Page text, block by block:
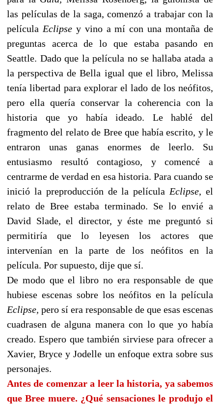
las películas de la saga, comenzó a trabajar con la
película Eclipsey vino a mí con una montaña de
preguntas acerca de lo que estaba pasando en
Seattle. Dado que la película no se hallaba atada a
la perspectiva de Bella igual que el libro, Melissa
tenía libertad para explorar el lado de los neófitos,
pero ella quería conservar la coherencia con la
historia que yo había ideado. Le hablé del
fragmento del relato de Bree que había escrito, y le
entraron unas ganas enormes de leerlo. Su
entusiasmo resultó contagioso, y comencé a
centrarme de verdad en esa historia. Para cuando se
inició la preproducción de la película Eclipse, el
relato de Bree estaba terminado. Se lo envié a
David Slade, el director, y éste me preguntó si
permitiría que lo leyesen los actores que
intervenían en la parte de los neófitos en la
película. Por supuesto, dije que sí.
De modo que el libro no era responsable de que
hubiese escenas sobre los neófitos en la película
Eclipse, pero sí era responsable de que esas escenas
cuadrasen de alguna manera con lo que yo había
creado. Espero que también sirviese para ofrecer a
Xavier, Bryce y Jodelle un enfoque extra sobre sus
personajes.
Antes de comenzar a leer la historia, ya sabemos
que Bree muere. ¿Qué sensaciones le produjo el